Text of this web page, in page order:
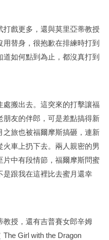
戲更多，還與莫里亞蒂教授
替身，很抱歉在排練時打到
如何點到為止，都沒真打到
搬出去。這突來的打擊讓福
友的伴郎，可是差點搞得新
之旅也被福爾摩斯搞砸，連新
車上扔下去。兩人親密的男
中有段情節，福爾摩斯問蜜
是跟我在這裡比去蜜月還幸
教授，還有吉普賽女郎辛姆
The Girl with the Dragon